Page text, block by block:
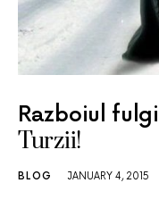
Razboiul
Turzii!
BLOG JANUARY 4, 2015